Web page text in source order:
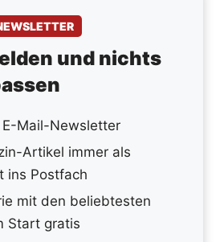
und nichts
E-Mail-Newsletter
Artikel immer als
ins Postfach
mit den beliebtesten
Start gratis